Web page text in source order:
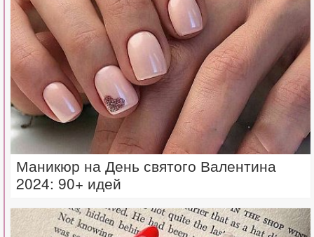
Маникюр на День святого Валентина
2024: 90+ идей